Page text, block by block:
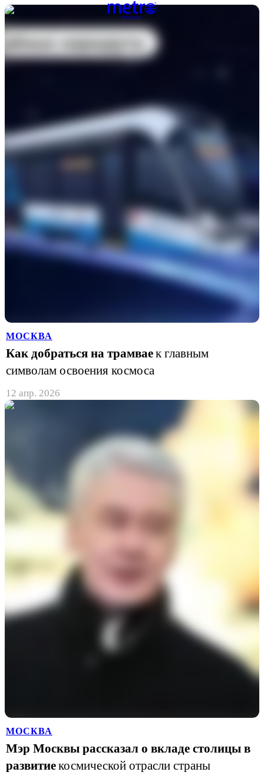
МОСКВА
Как добраться на трамваек главным
символам освоения космоса
12 апр. 2026
МОСКВА
Мэр Москвы рассказал о вкладе столицы в
развитиекосмической отрасли страны